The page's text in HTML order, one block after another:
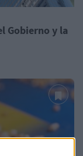
Gobierno y la